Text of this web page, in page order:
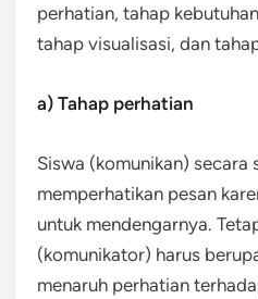
perhatian, tahap
tahap visualisasi, dan
a) Tahap perhatian
Siswa (komunikan) secara
memperhatikan pesan
untuk mendengarnya.
(komunikator) harus
menaruh perhatian